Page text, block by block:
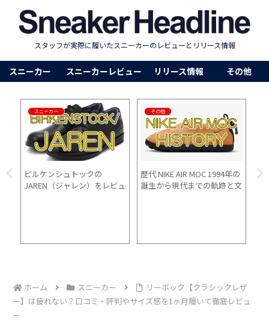
スタッフが実際に履いたスニーカーのレビューとリリース情報
スニーカー スニーカーレビュー リリース情報 その他
スニーカー
ビルケンシュトックの
JAREN（ジャレン）をレビュ
その他
歴代 NIKE AIR MOC 1994年の
誕生から現代までの軌跡と文
ア
ホーム スニーカー
リーボック【クラシックレザ
ー】は疲れない？口コミ・評判やサイズ感を1ヶ月履いて徹底レビュ
ー